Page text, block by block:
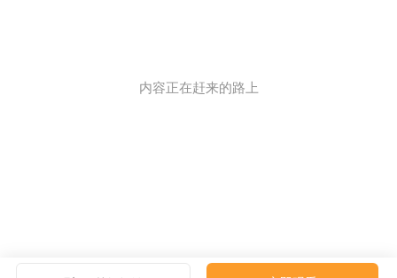
内容正在赶来的路上